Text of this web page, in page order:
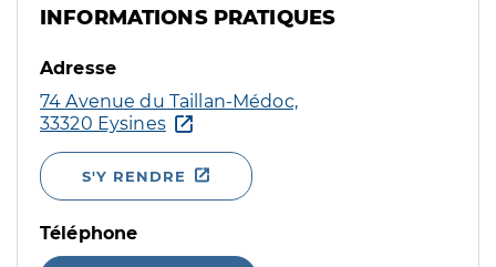
INFORMATIONS PRATIQUES
Adresse
74 Avenue du Taillan-Médoc,
33320 Eysines
S'Y RENDRE
Téléphone